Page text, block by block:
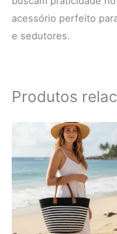
acessório perfeito
e sedutores.
Produtos